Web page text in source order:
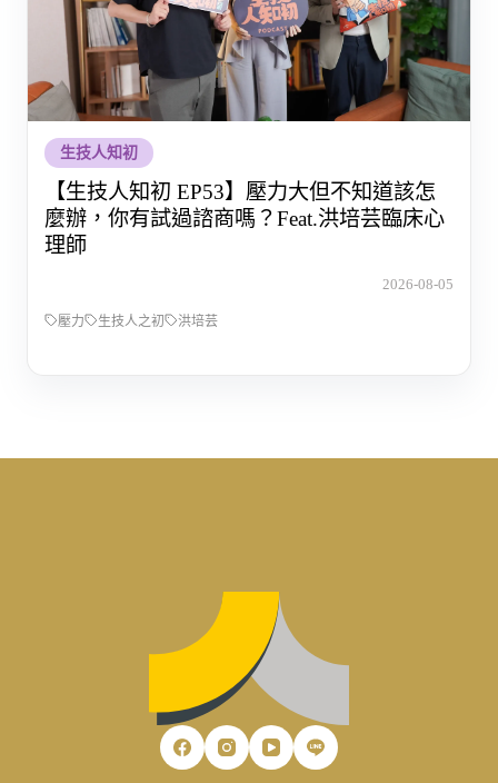
生技人知初
【生技人知初 EP53】壓力大但不知道該怎
麼辦，你有試過諮商嗎？Feat.洪培芸臨床心
理師
2026-08-05
壓力 生技人之初 洪培芸